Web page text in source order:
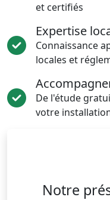
et certifiés
Expertise
Connaissance
locales et
De l'étude
votre
Notre